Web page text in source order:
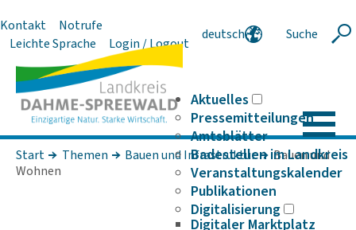
Kontakt
Notrufe
Leichte Sprache
Login / Logout
deutsch
Suche
Aktuelles
Pressemitteilungen
Amtsblätter
Badestellen im Landkreis
Veranstaltungskalender
Publikationen
Digitalisierung
Digitaler Marktplatz
Start Themen Bauen und Infrastruktur
Bauen und
Wohnen